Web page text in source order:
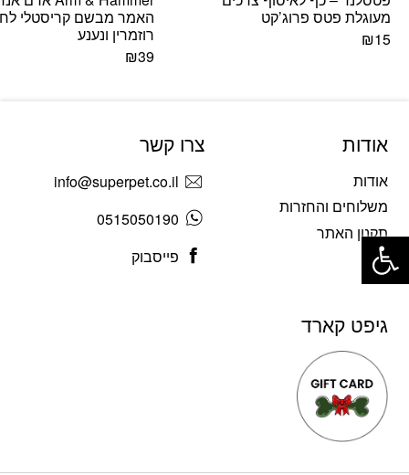
מעוגלת פטס פרוג’קט
₪15
האמר מבשם קריסטלי
רוזמרין ונענע
₪39
אודות
אודות
משלוחים והחזרות
תקנון האתר
בלוג
צרו קשר
info@superpet.co.il
0515050190
פייסבוק
גיפט קארד
פתח סרגל נגישות